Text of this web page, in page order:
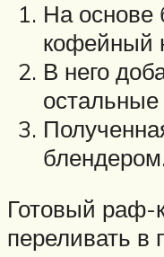
На основе
кофейный
В него
блендером.
Готовый раф-
переливать в